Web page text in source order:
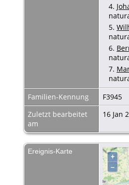
4.
5.
6.
7.
Familien-Kennung
F3945
Zuletzt bearbeitet
am
16 Jan
Ereignis-Karte
+
–